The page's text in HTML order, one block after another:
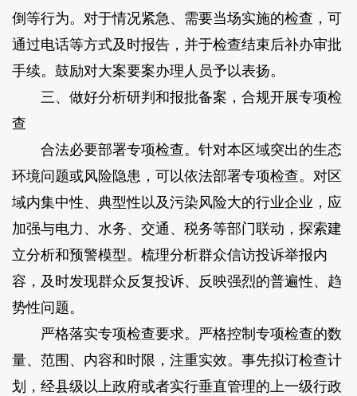
倒等行为。对于情况紧急、需要当场实施的检查，可
通过电话等方式及时报告，并于检查结束后补办审批
手续。鼓励对大案要案办理人员予以表扬。
三、做好分析研判和报批备案，合规开展专项检
查
合法必要部署专项检查。针对本区域突出的生态
环境问题或风险隐患，可以依法部署专项检查。对区
域内集中性、典型性以及污染风险大的行业企业，应
加强与电力、水务、交通、税务等部门联动，探索建
立分析和预警模型。梳理分析群众信访投诉举报内
容，及时发现群众反复投诉、反映强烈的普遍性、趋
势性问题。
严格落实专项检查要求。严格控制专项检查的数
量、范围、内容和时限，注重实效。事先拟订检查计
划，经县级以上政府或者实行垂直管理的上一级行政